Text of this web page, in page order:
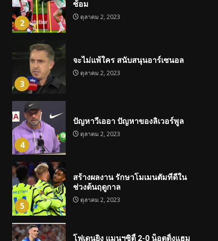
2
ซ้อม
ตุลาคม 2, 2023
3
จะไม่แพ้ใคร สนับสนุนอาร์เซนอล
ตุลาคม 2, 2023
4
ปัญหาวีเออา ปัญหาของลิเวอร์พูล
ตุลาคม 2, 2023
5
สร้างผลงาน รักษาโมเมนตัมที่ดีใน
ช่วงต้นฤดูกาล
ตุลาคม 2, 2023
โฟเดนยิง แมนฯซิตี้ 2-0 น็อตติ้งแฮม